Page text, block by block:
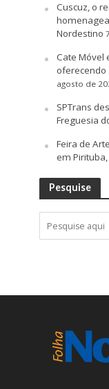
Cuscuz, o
Nordestino
Cate Móvel
oferecendo
agosto de
SPTrans
Freguesia
Feira de
em
Pesquise